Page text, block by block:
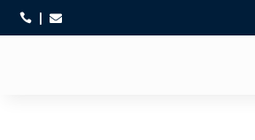
 